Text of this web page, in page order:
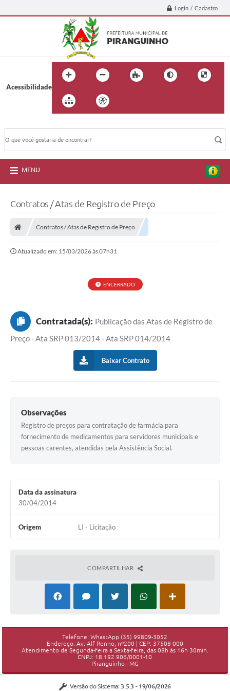
Login / Cadastro
Acessibilidade
MENU
Contratos / Atas de Registro de Preço
Contratos / Atas de Registro de Preço
Atualizado em: 15/03/2026 às 07h31
ENCERRADO
Contratada(s): Publicação das Atas de Registro de
Preço - Ata SRP 013/2014 - Ata SRP 014/2014
Baixar Contrato
Observações
Registro de preços para contratação de farmácia para
fornecimento de medicamentos para servidores municipais e
pessoas carentes, atendidas pela Assistência Social.
Data da assinatura
30/04/2014
Origem LI - Licitação
COMPARTILHAR
Telefone: WhastApp (35) 99809-3052
Endereço: Av: Alf Renno, nº200 | CEP: 37508-000
Atendimento de Segunda-feira a Sexta-feira, das 08h às 16h 30min.
CNPJ: 18.192.906/0001-10
Piranguinho - MG
Versão do Sistema: 3.5.3 - 19/06/2026